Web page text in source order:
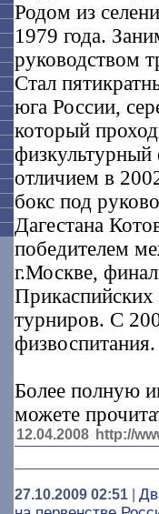
Родом из
1979 года.
руководством
Стал
юга России,
который
отличием в
бокс под
Дагестана
победителем
г.Москве,
Прикаспийских
турниров. С
физвоспитания.
Более полную
можете
12.04.2008 http://
27.10.2009 02:51